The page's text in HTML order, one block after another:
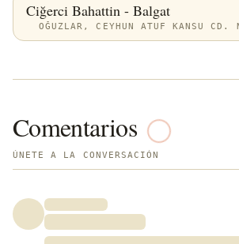
Ciğerci Bahattin - Balgat
Comentarios
ÚNETE A LA CONVERSACIÓN